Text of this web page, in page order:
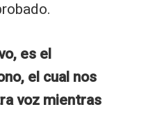
es el
el cual nos
voz mientras